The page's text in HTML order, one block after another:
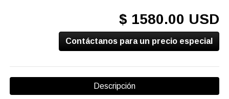
$ 1580.00 USD
Contáctanos para un precio especial
Descripción